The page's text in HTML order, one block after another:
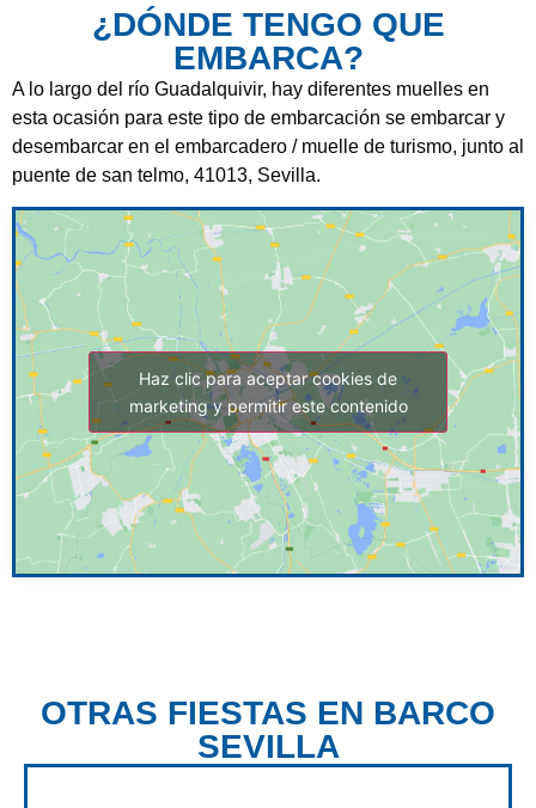
¿DÓNDE TENGO QUE
EMBARCA?
A lo largo del río Guadalquivir, hay diferentes muelles en
esta ocasión para este tipo de embarcación se embarcar y
desembarcar en el embarcadero / muelle de turismo, junto al
puente de san telmo, 41013, Sevilla.
Haz clic para aceptar cookies de
marketing y permitir este contenido
OTRAS FIESTAS EN BARCO
SEVILLA